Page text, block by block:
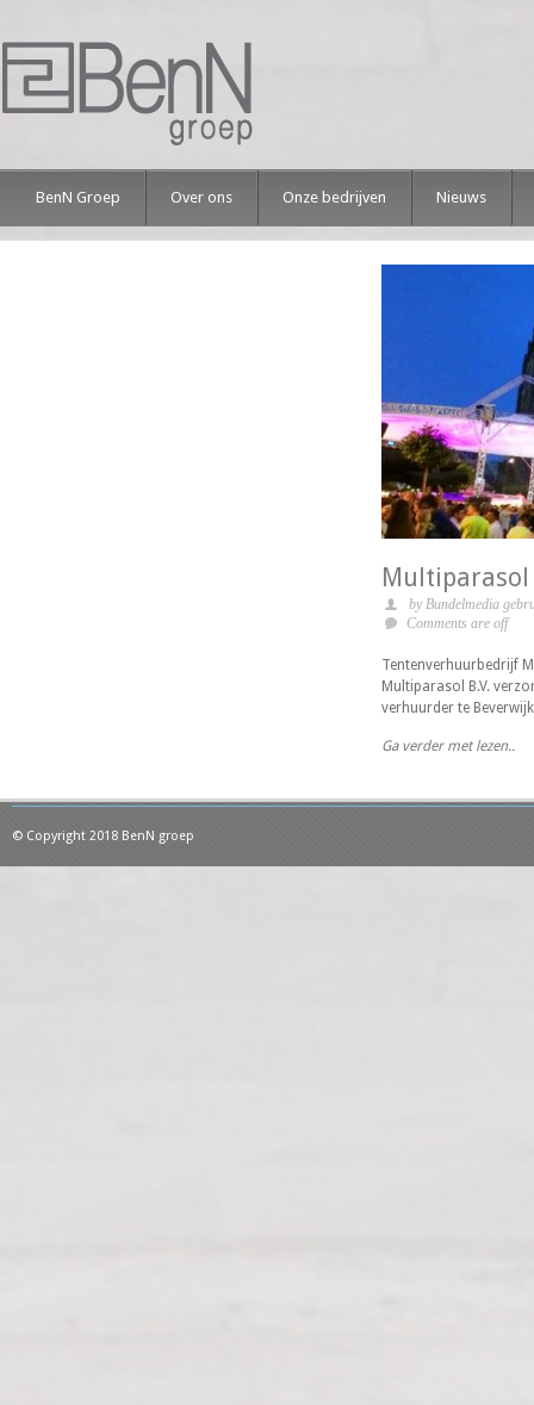
BenN Groep Over ons Onze bedrijven Nieuws
Multiparasol
by Bundelmedia
Comments are off
Tentenverhuurbedrijf
Multiparasol B.V.
verhuurder te
Ga verder met lezen..
© Copyright 2018 BenN groep